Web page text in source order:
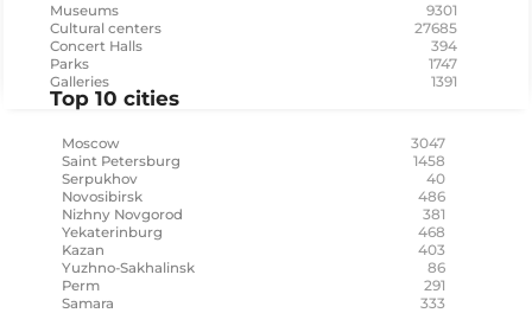
Museums 9301
Cultural centers 27685
Concert Halls 394
Parks 1747
Galleries 1391
Top 10 cities
Moscow 3047
Saint Petersburg 1458
Serpukhov 40
Novosibirsk 486
Nizhny Novgorod 381
Yekaterinburg 468
Kazan 403
Yuzhno-Sakhalinsk 86
Perm 291
Samara 333